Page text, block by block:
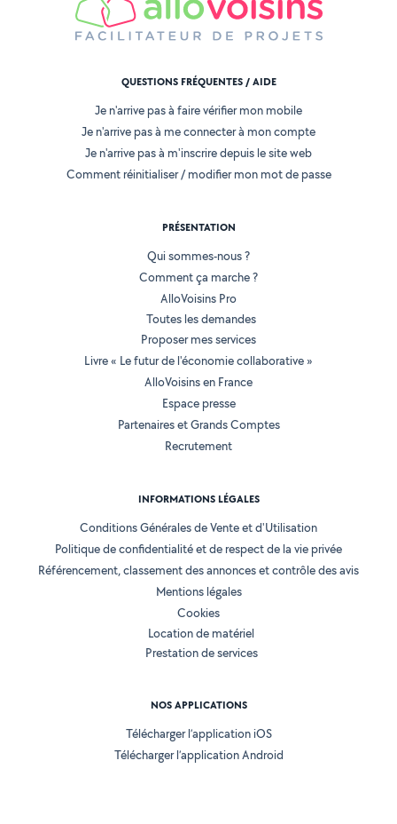
QUESTIONS FRÉQUENTES / AIDE
Je n'arrive pas à faire vérifier mon mobile
Je n'arrive pas à me connecter à mon compte
Je n'arrive pas à m'inscrire depuis le site web
Comment réinitialiser / modifier mon mot de passe
PRÉSENTATION
Qui sommes-nous ?
Comment ça marche ?
AlloVoisins Pro
Toutes les demandes
Proposer mes services
Livre « Le futur de l'économie collaborative »
AlloVoisins en France
Espace presse
Partenaires et Grands Comptes
Recrutement
INFORMATIONS LÉGALES
Conditions Générales de Vente et d'Utilisation
Politique de confidentialité et de respect de la vie privée
Référencement, classement des annonces et contrôle des avis
Mentions légales
Cookies
Location de matériel
Prestation de services
NOS APPLICATIONS
Télécharger l’application iOS
Télécharger l’application Android